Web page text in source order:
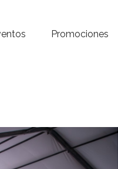
Promociones